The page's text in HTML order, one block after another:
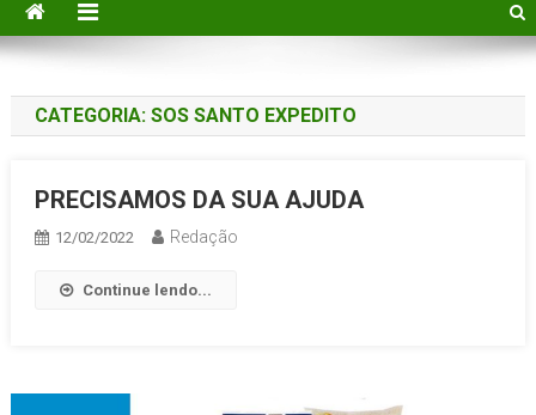
CATEGORIA: SOS SANTO EXPEDITO
PRECISAMOS DA SUA AJUDA
12/02/2022 Redação
Continue lendo...